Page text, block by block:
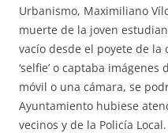
Urbanismo, Maximiliano
muerte de la joven
vacío desde el poyete de la
‘selfie’ o captaba
móvil o una cámara, se
Ayuntamiento hubiese
vecinos y de la Policía Local.